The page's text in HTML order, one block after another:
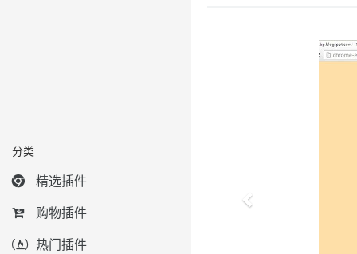
分类
精选插件
购物插件
热门插件